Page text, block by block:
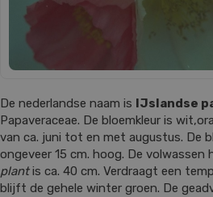
De nederlandse naam is IJslandse
Papaveraceae. De bloemkleur is
van ca. juni tot en met augustus. De
ongeveer 15 cm. hoog. De volwassen
plantis ca. 40 cm. Verdraagt een
blijft de gehele winter groen. De